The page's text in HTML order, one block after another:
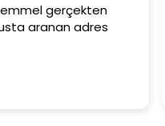
Ramazan beye
çok teşekkür
kağıtlarımız
Kesinlikle işinin en
Şiddetle tavsiye